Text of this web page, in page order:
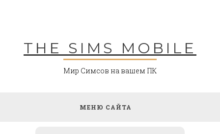
THE SIMS MOBILE
Мир Симсов на вашем ПК
МЕНЮ САЙТА